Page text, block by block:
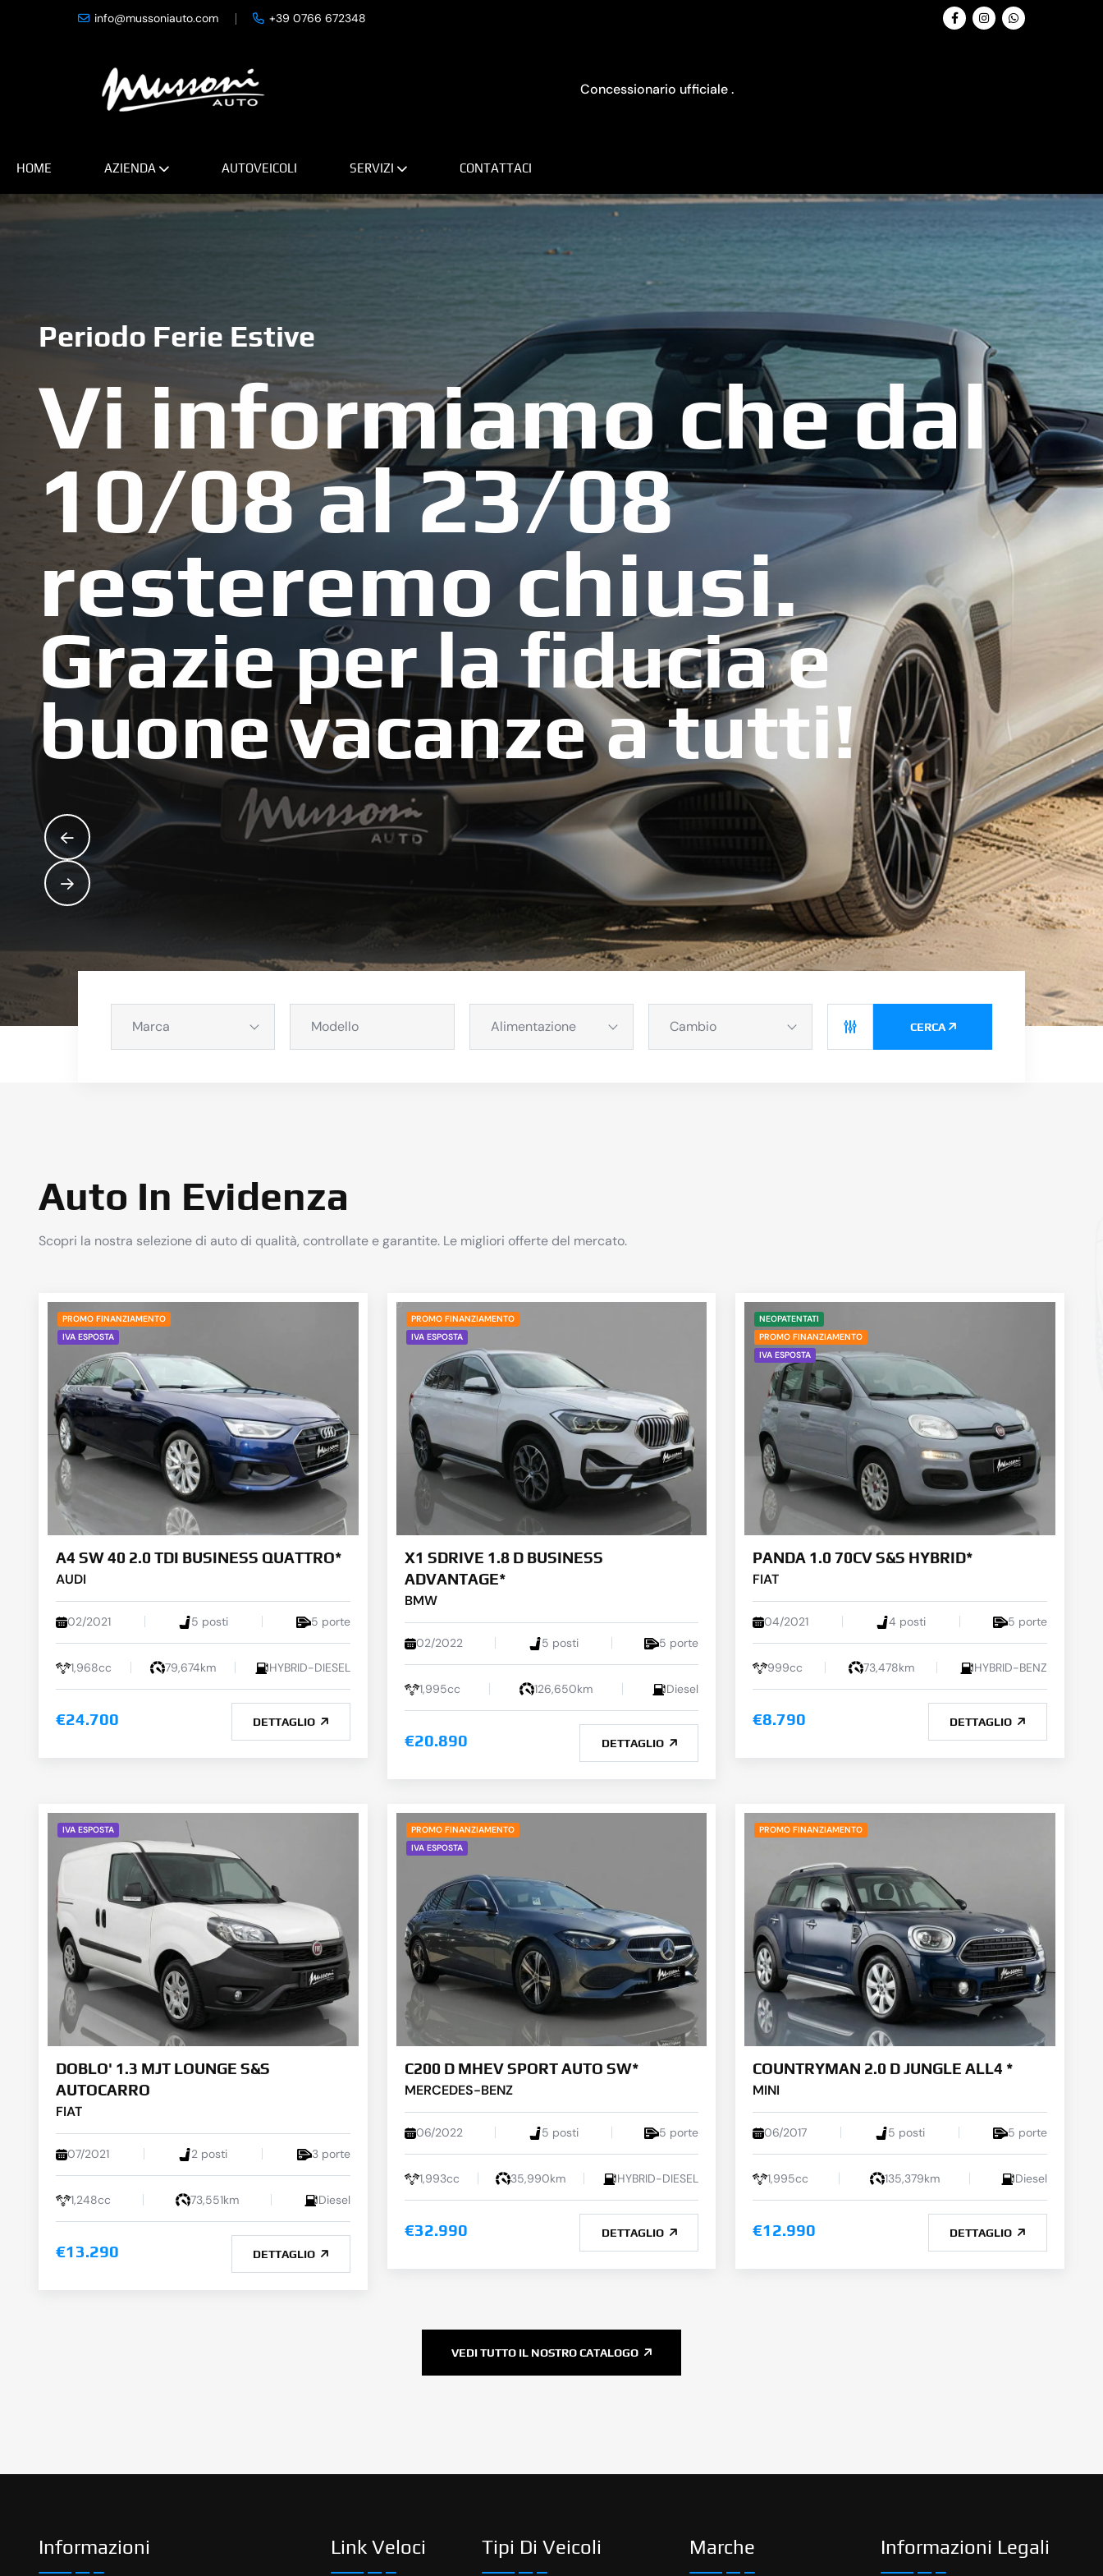
info@mussoniauto.com +39 0766 672348
Concessionario ufficiale .
HOME AZIENDA AUTOVEICOLI SERVIZI CONTATTACI
Periodo Ferie Estive
Vi informiamo che dal
10/08 al 23/08
resteremo chiusi.
Grazie per la fiducia e
buone vacanze a tutti!
Marca Alimentazione Cambio CERCA
Auto In Evidenza
Scopri la nostra selezione di auto di qualità, controllate e garantite. Le migliori offerte del mercato.
PROMO FINANZIAMENTO
IVA ESPOSTA
A4 SW 40 2.0 TDI BUSINESS QUATTRO*
AUDI
02/2021 5 posti 5 porte
1,968cc 79,674km HYBRID-DIESEL
€24.700 DETTAGLIO
PROMO FINANZIAMENTO
IVA ESPOSTA
X1 SDRIVE 1.8 D BUSINESS
ADVANTAGE*
BMW
02/2022 5 posti 5 porte
1,995cc 126,650km Diesel
€20.890 DETTAGLIO
NEOPATENTATI
PROMO FINANZIAMENTO
IVA ESPOSTA
PANDA 1.0 70CV S&S HYBRID*
FIAT
04/2021 4 posti 5 porte
999cc 73,478km HYBRID-BENZ
€8.790 DETTAGLIO
IVA ESPOSTA
DOBLO' 1.3 MJT LOUNGE S&S
AUTOCARRO
FIAT
07/2021 2 posti 3 porte
1,248cc 73,551km Diesel
€13.290 DETTAGLIO
PROMO FINANZIAMENTO
IVA ESPOSTA
C200 D MHEV SPORT AUTO SW*
MERCEDES-BENZ
06/2022 5 posti 5 porte
1,993cc 35,990km HYBRID-DIESEL
€32.990 DETTAGLIO
PROMO FINANZIAMENTO
COUNTRYMAN 2.0 D JUNGLE ALL4 *
MINI
06/2017 5 posti 5 porte
1,995cc 135,379km Diesel
€12.990 DETTAGLIO
VEDI TUTTO IL NOSTRO CATALOGO
Informazioni Link Veloci Tipi Di Veicoli Marche Informazioni Legali